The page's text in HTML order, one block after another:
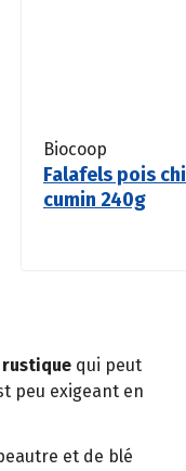
Biocoop
Falafels pois
cumin 240g
qui peut
peu exigeant en
et de blé